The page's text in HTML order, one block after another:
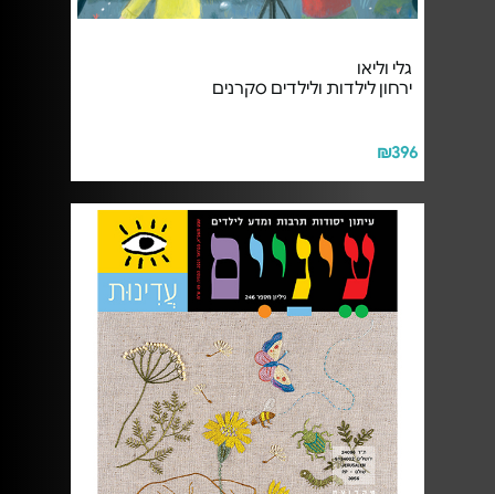
גלי וליאו
ירחון לילדות ולילדים סקרנים
₪396